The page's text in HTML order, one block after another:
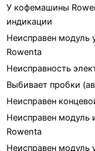
У кофемашины
индикации
Неисправен модуль
Rowenta
Неисправность
Выбивает пробки
Неисправен
Неисправен
Rowenta
Неисправен модуль